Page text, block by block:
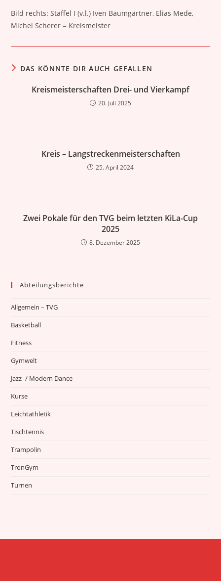
Bild rechts: Staffel I (v.l.) Iven Baumgärtner, Elias Mede,
Michel Scherer = Kreismeister
DAS KÖNNTE DIR AUCH GEFALLEN
Kreismeisterschaften Drei- und Vierkampf
20. Juli 2025
Kreis – Langstreckenmeisterschaften
25. April 2024
Zwei Pokale für den TVG beim letzten KiLa-Cup
2025
8. Dezember 2025
Abteilungsberichte
Allgemein – TVG
Basketball
Fitness
Gymwelt
Jazz- / Modern Dance
Kurse
Leichtathletik
Tischtennis
Trampolin
TronGym
Turnen